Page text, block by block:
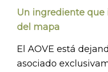
Un ingrediente que
del mapa
El AOVE está
asociado